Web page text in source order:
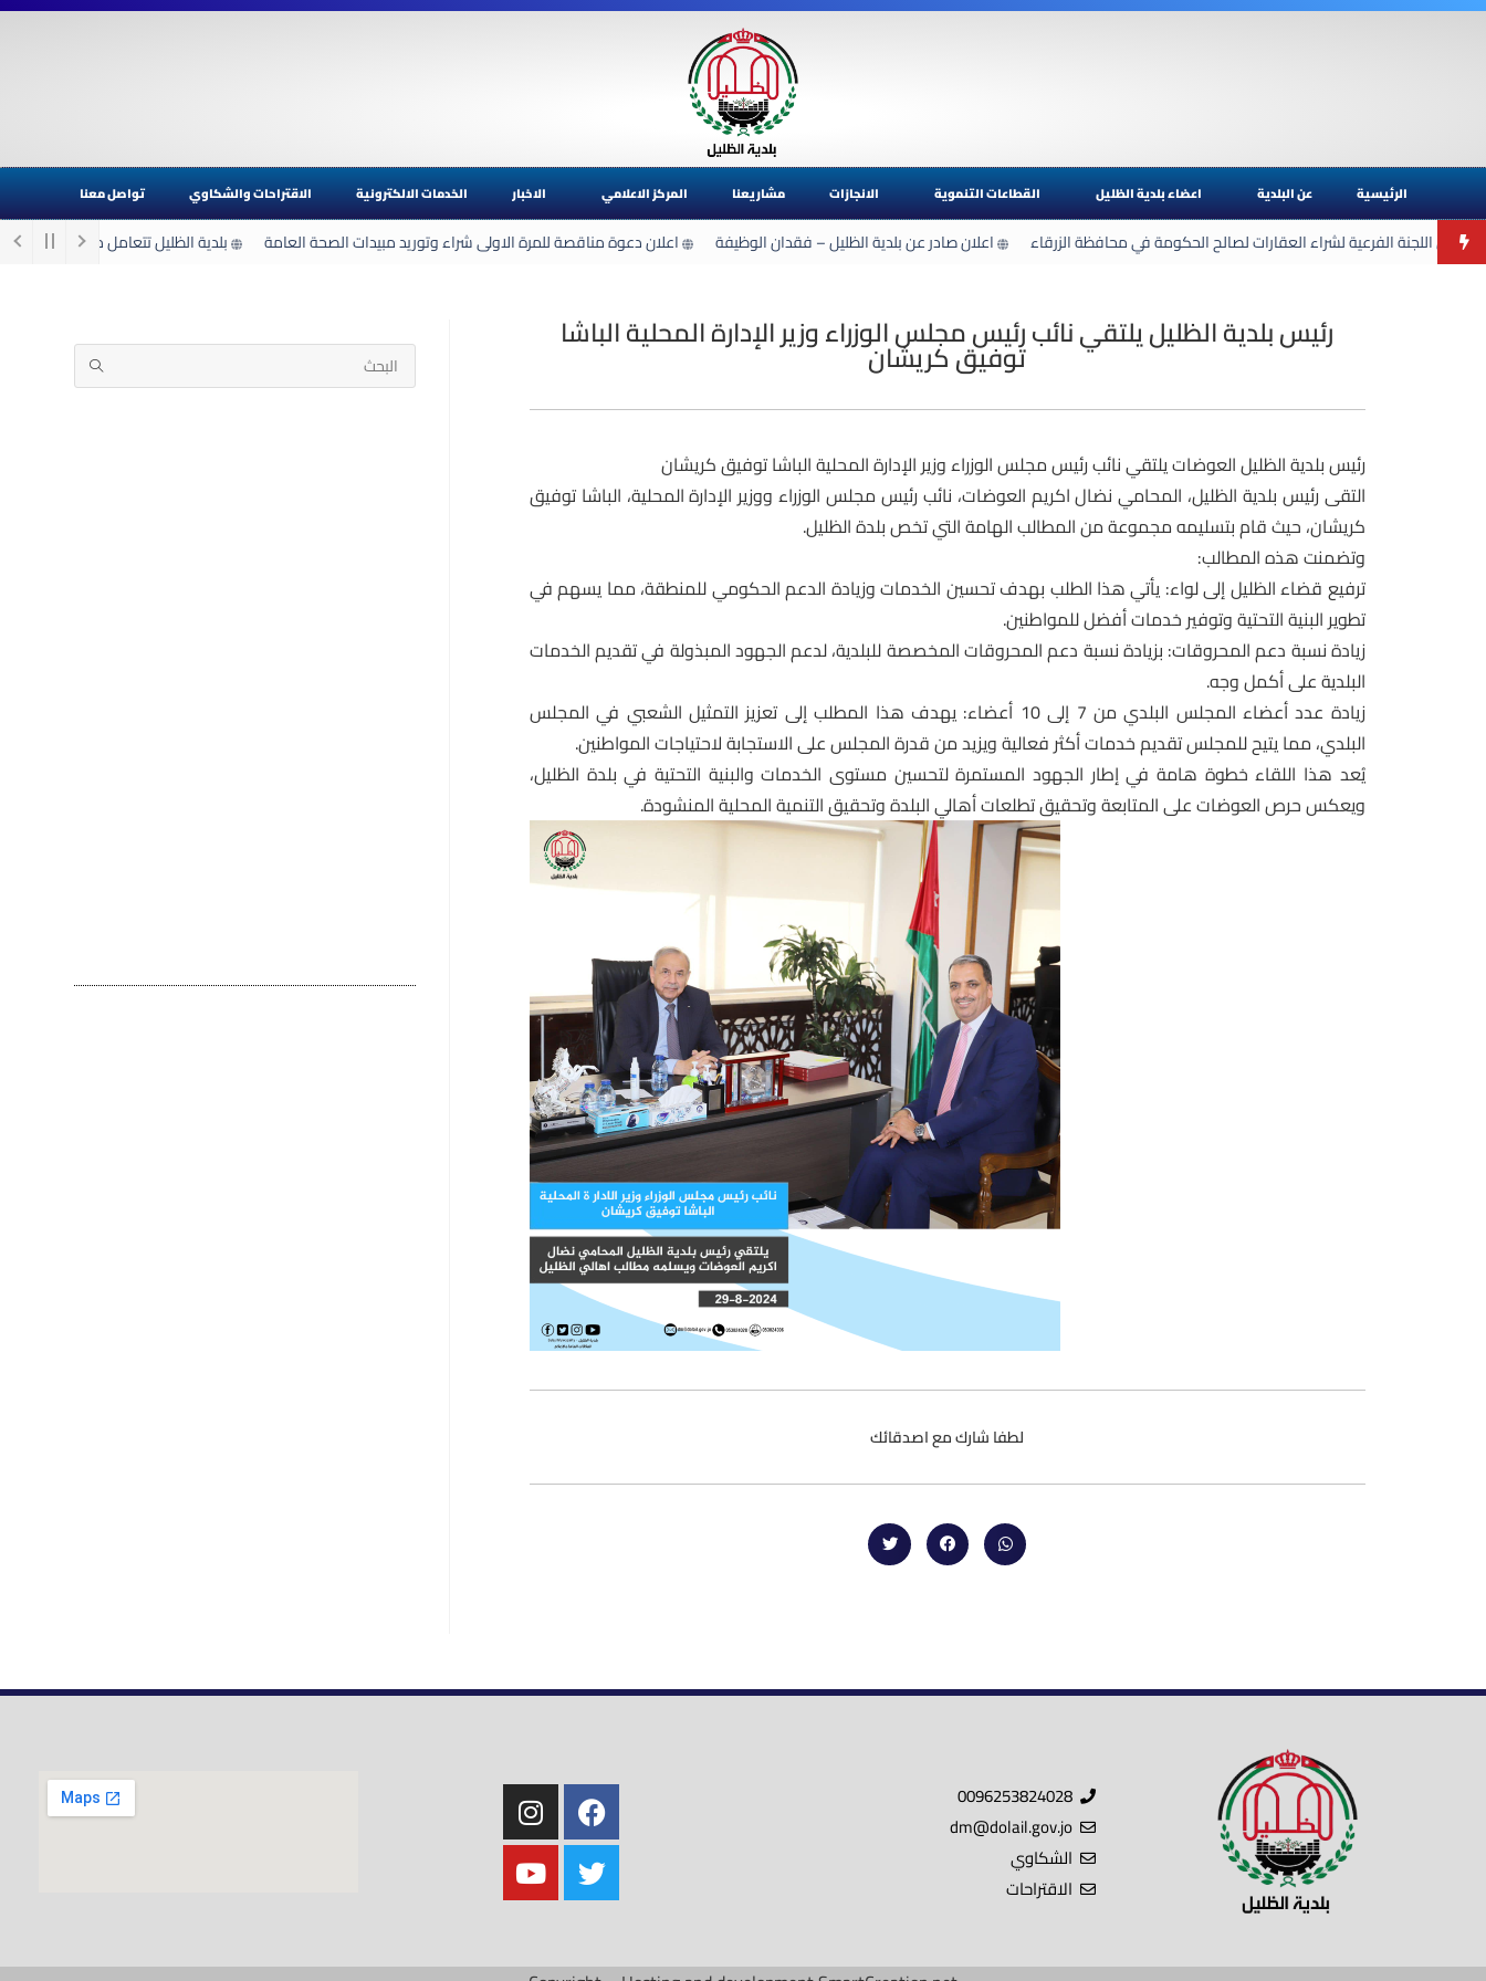
الرئيسية عن البلدية اعضاء بلدية الظليل القطاعات التنموية الانجازات مشاريعنا المركز الاعلامي الاخبار الخدمات الالكترونية الاقتراحات والشكاوي تواصل معنا
عن اللجنة الفرعية لشراء العقارات لصالح الحكومة في محافظة الزرقاء اعلان صادر عن بلدية الظليل – فقدان الوظيفة اعلان دعوة مناقصة للمرة الاولى شراء وتوريد مبيدات الصحة العامة بلدية الظليل تتعامل مع 22 ملاحظة خلال المنخفض الجوي الأخير
رئيس بلدية الظليل يلتقي نائب رئيس مجلس الوزراء وزير الإدارة المحلية الباشا
توفيق كريشان
رئيس بلدية الظليل العوضات يلتقي نائب رئيس مجلس الوزراء وزير الإدارة المحلية الباشا توفيق كريشان
التقى رئيس بلدية الظليل، المحامي نضال اكريم العوضات، نائب رئيس مجلس الوزراء ووزير الإدارة المحلية، الباشا توفيق
كريشان، حيث قام بتسليمه مجموعة من المطالب الهامة التي تخص بلدة الظليل.
وتضمنت هذه المطالب:
ترفيع قضاء الظليل إلى لواء: يأتي هذا الطلب بهدف تحسين الخدمات وزيادة الدعم الحكومي للمنطقة، مما يسهم في
تطوير البنية التحتية وتوفير خدمات أفضل للمواطنين.
زيادة نسبة دعم المحروقات: بزيادة نسبة دعم المحروقات المخصصة للبلدية، لدعم الجهود المبذولة في تقديم الخدمات
البلدية على أكمل وجه.
زيادة عدد أعضاء المجلس البلدي من 7 إلى 10 أعضاء: يهدف هذا المطلب إلى تعزيز التمثيل الشعبي في المجلس
البلدي، مما يتيح للمجلس تقديم خدمات أكثر فعالية ويزيد من قدرة المجلس على الاستجابة لاحتياجات المواطنين.
يُعد هذا اللقاء خطوة هامة في إطار الجهود المستمرة لتحسين مستوى الخدمات والبنية التحتية في بلدة الظليل،
ويعكس حرص العوضات على المتابعة وتحقيق تطلعات أهالي البلدة وتحقيق التنمية المحلية المنشودة.
لطفا شارك مع اصدقائك
0096253824028
dm@dolail.gov.jo
الشكاوي
الاقتراحات